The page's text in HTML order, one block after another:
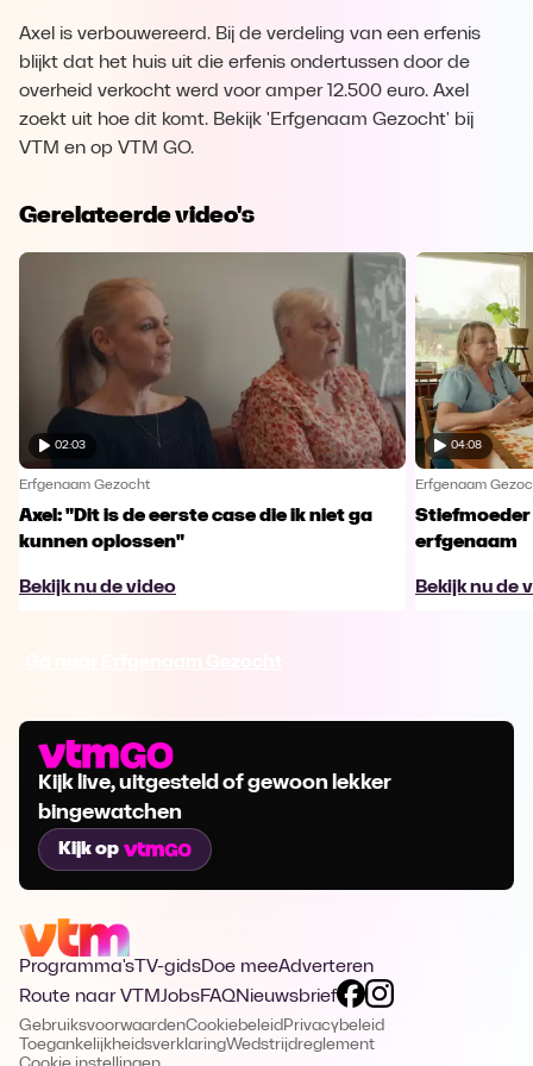
Axel is verbouwereerd. Bij de verdeling van een erfenis
blijkt dat het huis uit die erfenis ondertussen door de
overheid verkocht werd voor amper 12.500 euro. Axel
zoekt uit hoe dit komt. Bekijk 'Erfgenaam Gezocht' bij
VTM en op VTM GO.
Gerelateerde video's
02:03
Erfgenaam Gezocht
Axel: "Dit is de eerste case die ik niet ga
kunnen oplossen"
Bekijk nu de video
04:08
Erfgenaam
erfgenaam
Bekijk nu de
Kijk live, uitgesteld of gewoon lekker
bingewatchen
Kijk op
Programma's TV-gidsDoe meeAdverteren
Route naar VTMJobsFAQNieuwsbrief
GebruiksvoorwaardenCookiebeleid Privacybeleid
ToegankelijkheidsverklaringWedstrijdreglement